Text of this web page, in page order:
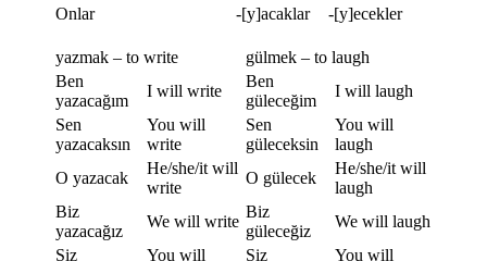
Onlar
-[y]acaklar -[y]ecekler
yazmak – to write
gülmek – to laugh
Ben
yazacağım
I will write
Ben
güleceğim
I will laugh
Sen
yazacaksın
You will
write
Sen
güleceksin
You will
laugh
O yazacak
He/she/it will
write
O gülecek
He/she/it will
laugh
Biz
yazacağız
We will write
Biz
güleceğiz
We will laugh
Siz
You will
Siz
You will